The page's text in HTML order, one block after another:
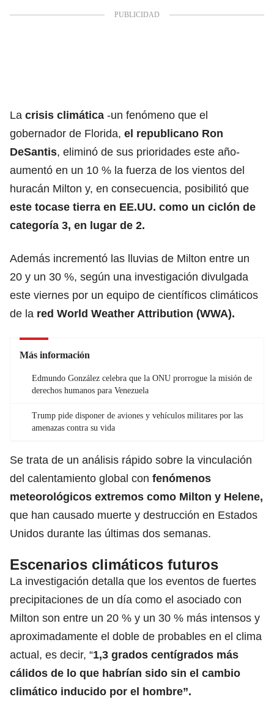
La crisis climática -un fenómeno que el
gobernador de Florida, el republicano Ron
DeSantis, eliminó de sus prioridades este año-
aumentó en un 10 % la fuerza de los vientos del
huracán Milton y, en consecuencia, posibilitó que
este tocase tierra en EE.UU. como un ciclón de
categoría 3, en lugar de 2.
Además incrementó las lluvias de Milton entre un
20 y un 30 %, según una investigación divulgada
este viernes por un equipo de científicos climáticos
de la red World Weather Attribution (WWA).
Más información
Edmundo González celebra que la ONU prorrogue la misión de
derechos humanos para Venezuela
Trump pide disponer de aviones y vehículos militares por las
amenazas contra su vida
Se trata de un análisis rápido sobre la vinculación
del calentamiento global con fenómenos
meteorológicos extremos como Milton y Helene,
que han causado muerte y destrucción en Estados
Unidos durante las últimas dos semanas.
Escenarios climáticos futuros
La investigación detalla que los eventos de fuertes
precipitaciones de un día como el asociado con
Milton son entre un 20 % y un 30 % más intensos y
aproximadamente el doble de probables en el clima
actual, es decir, “1,3 grados centígrados más
cálidos de lo que habrían sido sin el cambio
climático inducido por el hombre”.